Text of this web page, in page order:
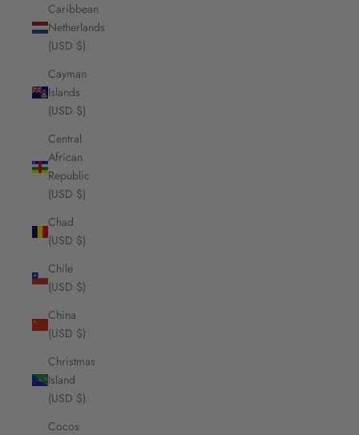
Caribbean
Netherlands
(USD $)
Cayman
Islands
(USD $)
Central
African
Republic
(USD $)
Chad
(USD $)
Chile
(USD $)
China
(USD $)
Christmas
Island
(USD $)
Cocos